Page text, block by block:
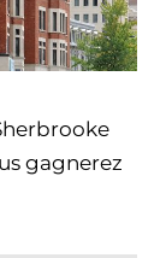
gagnerez